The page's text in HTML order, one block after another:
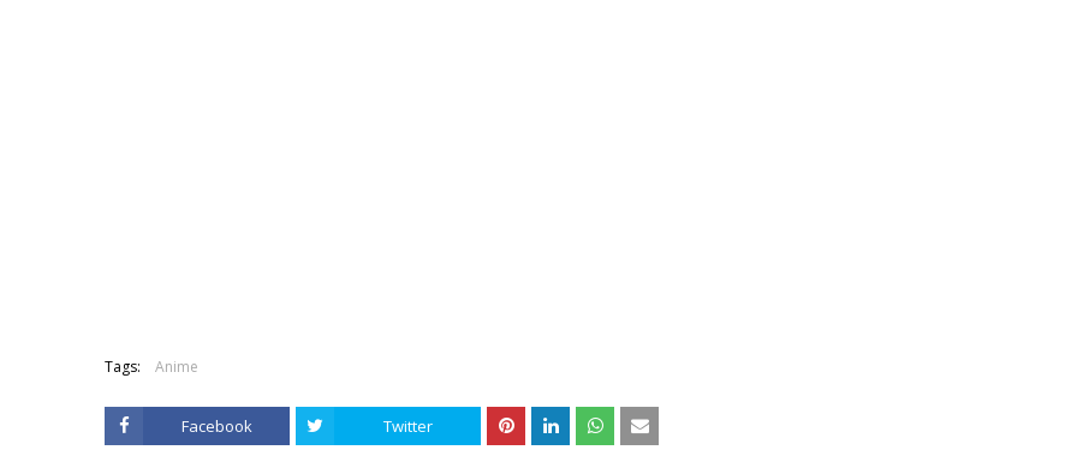
Tags: Anime
Facebook Twitter